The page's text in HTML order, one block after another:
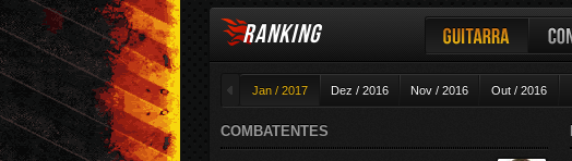
RANKING
◄
Jan / 2017 Dez / 2016 Nov / 2016 Out / 2016
Guitarra
COMBATENTES